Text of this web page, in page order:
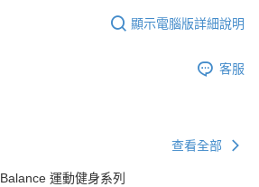
顯示電腦版詳細說明
客服
查看全部
Balance 運動健身系列